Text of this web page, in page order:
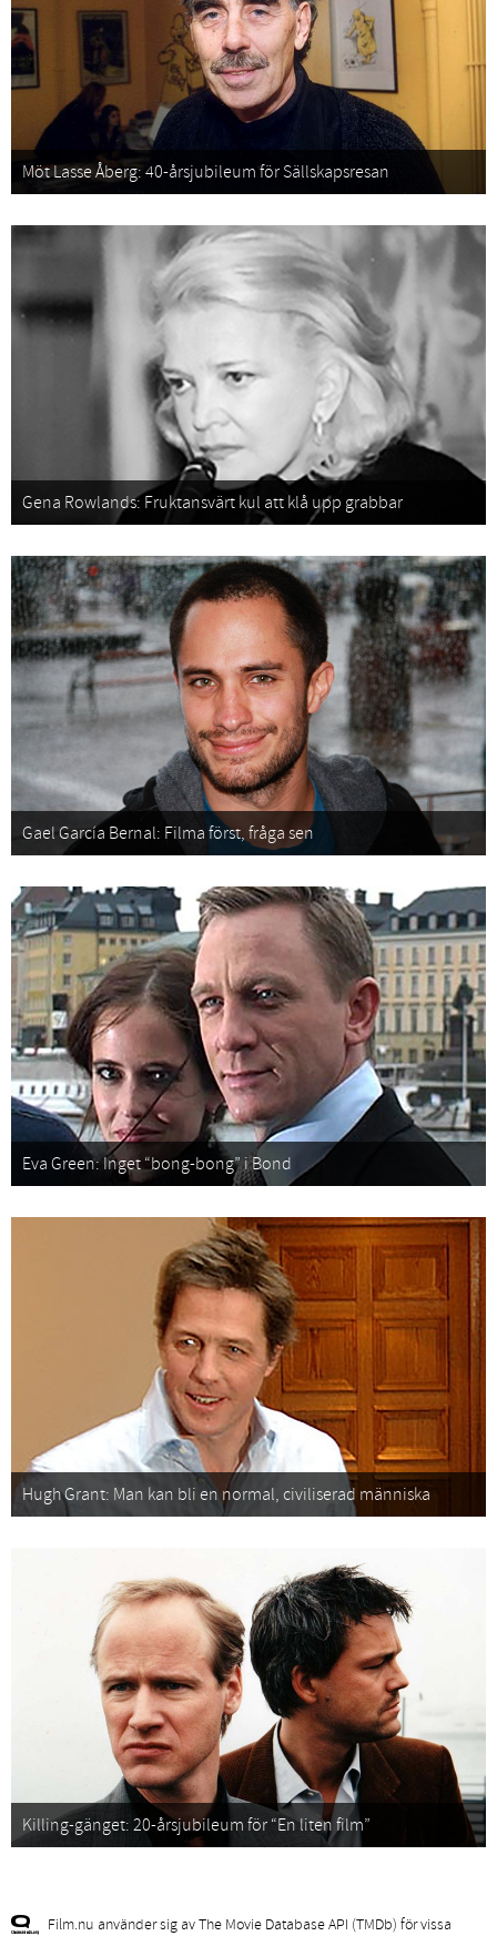
Möt Lasse Åberg: 40-årsjubileum för Sällskapsresan
Gena Rowlands: Fruktansvärt kul att klå upp grabbar
Gael García Bernal: Filma först, fråga sen
Eva Green: Inget “bong-bong” i Bond
Hugh Grant: Man kan bli en normal, civiliserad människa
Killing-gänget: 20-årsjubileum för “En liten film”
Film.nu använder sig av The Movie Database API (TMDb) för vissa